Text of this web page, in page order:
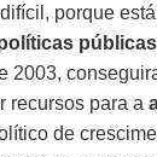
porque
públicas
2003,
recursos para a
de